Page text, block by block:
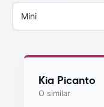
Mini
Kia Picanto
O similar